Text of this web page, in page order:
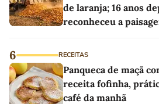
de laranja; 16 anos
reconheceu a
6 RECEITAS
Panqueca de maçã
receita fofinha,
café da manhã